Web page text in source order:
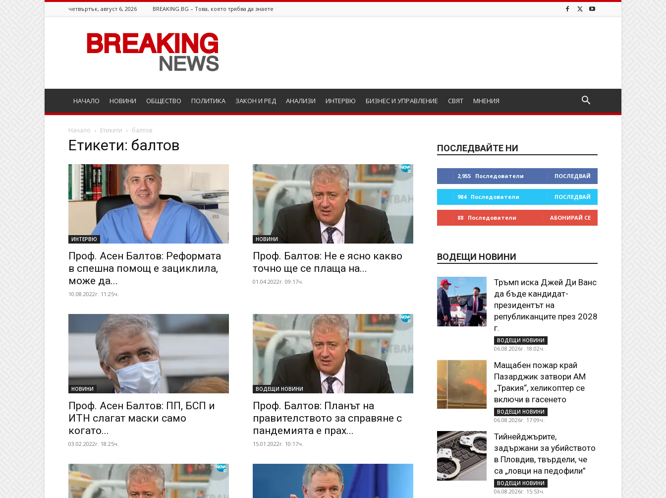
четвъртък, август 6, 2026 BREAKING.BG – Това, което трябва да знаете
Breaking.bg
НАЧАЛО НОВИНИ ОБЩЕСТВО ПОЛИТИКА ЗАКОН И РЕД АНАЛИЗИ ИНТЕРВЮ БИЗНЕС И УПРАВЛЕНИЕ СВЯТ МНЕНИЯ
Начало Етикети балтов
Етикети: балтов
ИНТЕРВЮ
Проф. Асен Балтов: Реформата
в спешна помощ е зациклила,
може да...
10.08.2022г. 11:25ч.
НОВИНИ
Проф. Балтов: Не е ясно какво
точно ще се плаща на...
01.04.2022г. 09:17ч.
НОВИНИ
Проф. Асен Балтов: ПП, БСП и
ИТН слагат маски само
когато...
03.02.2022г. 18:25ч.
ВОДЕЩИ НОВИНИ
Проф. Балтов: Планът на
правителството за справяне с
пандемията е прах...
15.01.2022г. 10:17ч.
ПОСЛЕДВАЙТЕ НИ
2,955 Последователи ПОСЛЕДВАЙ
984 Последователи ПОСЛЕДВАЙ
88 Последователи АБОНИРАЙ СЕ
ВОДЕЩИ НОВИНИ
Тръмп иска Джей Ди Ванс
да бъде кандидат-
президентът на
републиканците през 2028
г.
ВОДЕЩИ НОВИНИ
06.08.2026г. 18:02ч.
Мащабен пожар край
Пазарджик затвори АМ
„Тракия“, хеликоптер се
включи в гасенето
ВОДЕЩИ НОВИНИ
06.08.2026г. 17:09ч.
Тийнейджърите,
задържани за убийството
в Пловдив, твърдели, че
са „ловци на педофили”
ВОДЕЩИ НОВИНИ
06.08.2026г. 15:53ч.